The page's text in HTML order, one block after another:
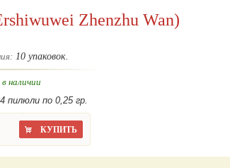
Zhenzhu Wan)
10 упаковок.
наличии
пилюли по 0,25 гр.
КУПИТЬ